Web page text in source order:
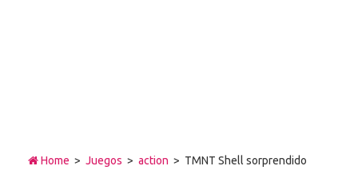
Home > Juegos > action > TMNT Shell sorprendido